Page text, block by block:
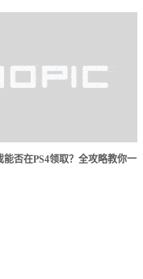
能否在PS4领取？全攻略教你一